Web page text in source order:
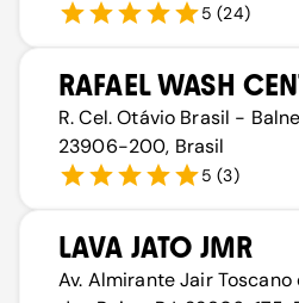
5 (24)
RAFAEL WASH
R. Cel. Otávio Brasil -
23906-200, Brasil
5 (3)
LAVA JATO JMR
Av. Almirante Jair